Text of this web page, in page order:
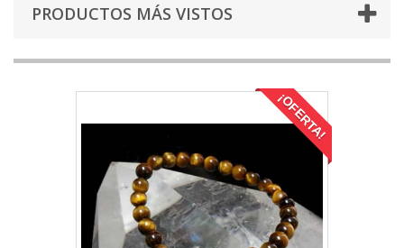
PRODUCTOS MÁS VISTOS
¡OFERTA!